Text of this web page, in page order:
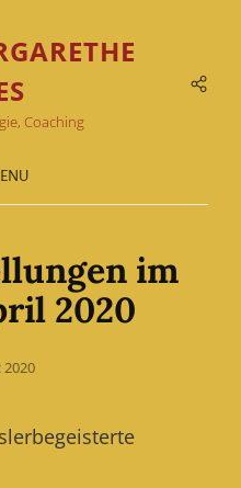
Coaching
im
2020
2020